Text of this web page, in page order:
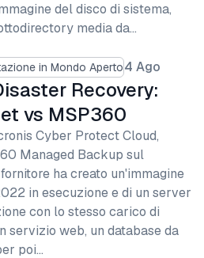
del disco di sistema,
media da…
in Mondo Aperto4 Ago
Recovery:
vs MSP360
Cyber Protect Cloud,
Managed Backup sul
ha creato un'immagine
in esecuzione e di un server
con lo stesso carico di
servizio web, un database da
poi…